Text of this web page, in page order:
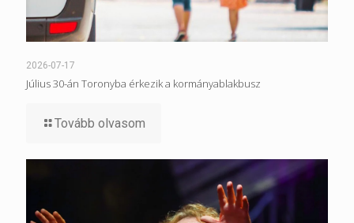
2026-07-17
Július 30-án Toronyba érkezik a kormányablakbusz
Tovább olvasom